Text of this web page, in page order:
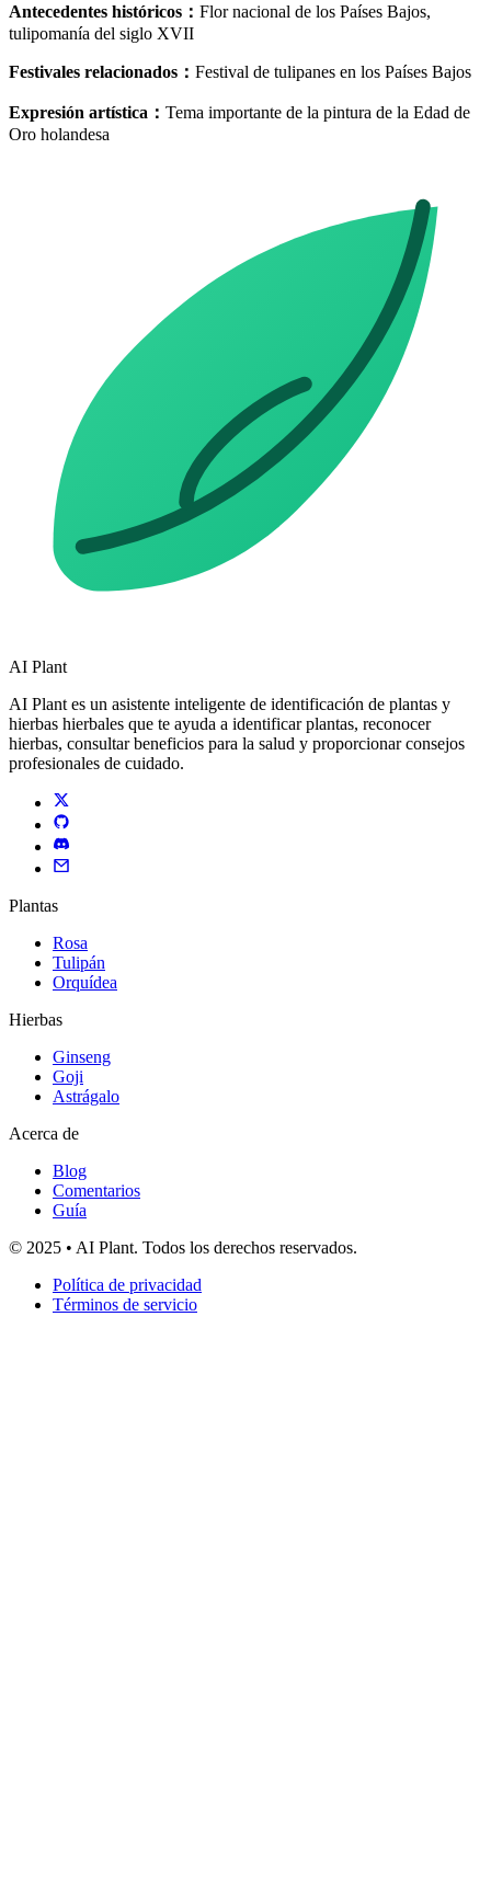
Antecedentes históricos ： Flor nacional de los Países Bajos,
tulipomanía del siglo XVII
Festivales relacionados ： Festival de tulipanes en los Países Bajos
Expresión artística ： Tema importante de la pintura de la Edad de
Oro holandesa
AI Plant
AI Plant es un asistente inteligente de identificación de plantas y
hierbas hierbales que te ayuda a identificar plantas, reconocer
hierbas, consultar beneficios para la salud y proporcionar consejos
profesionales de cuidado.
Plantas
Rosa
Tulipán
Orquídea
Hierbas
Ginseng
Goji
Astrágalo
Acerca de
Blog
Comentarios
Guía
© 2025 • AI Plant. Todos los derechos reservados.
Política de privacidad
Términos de servicio